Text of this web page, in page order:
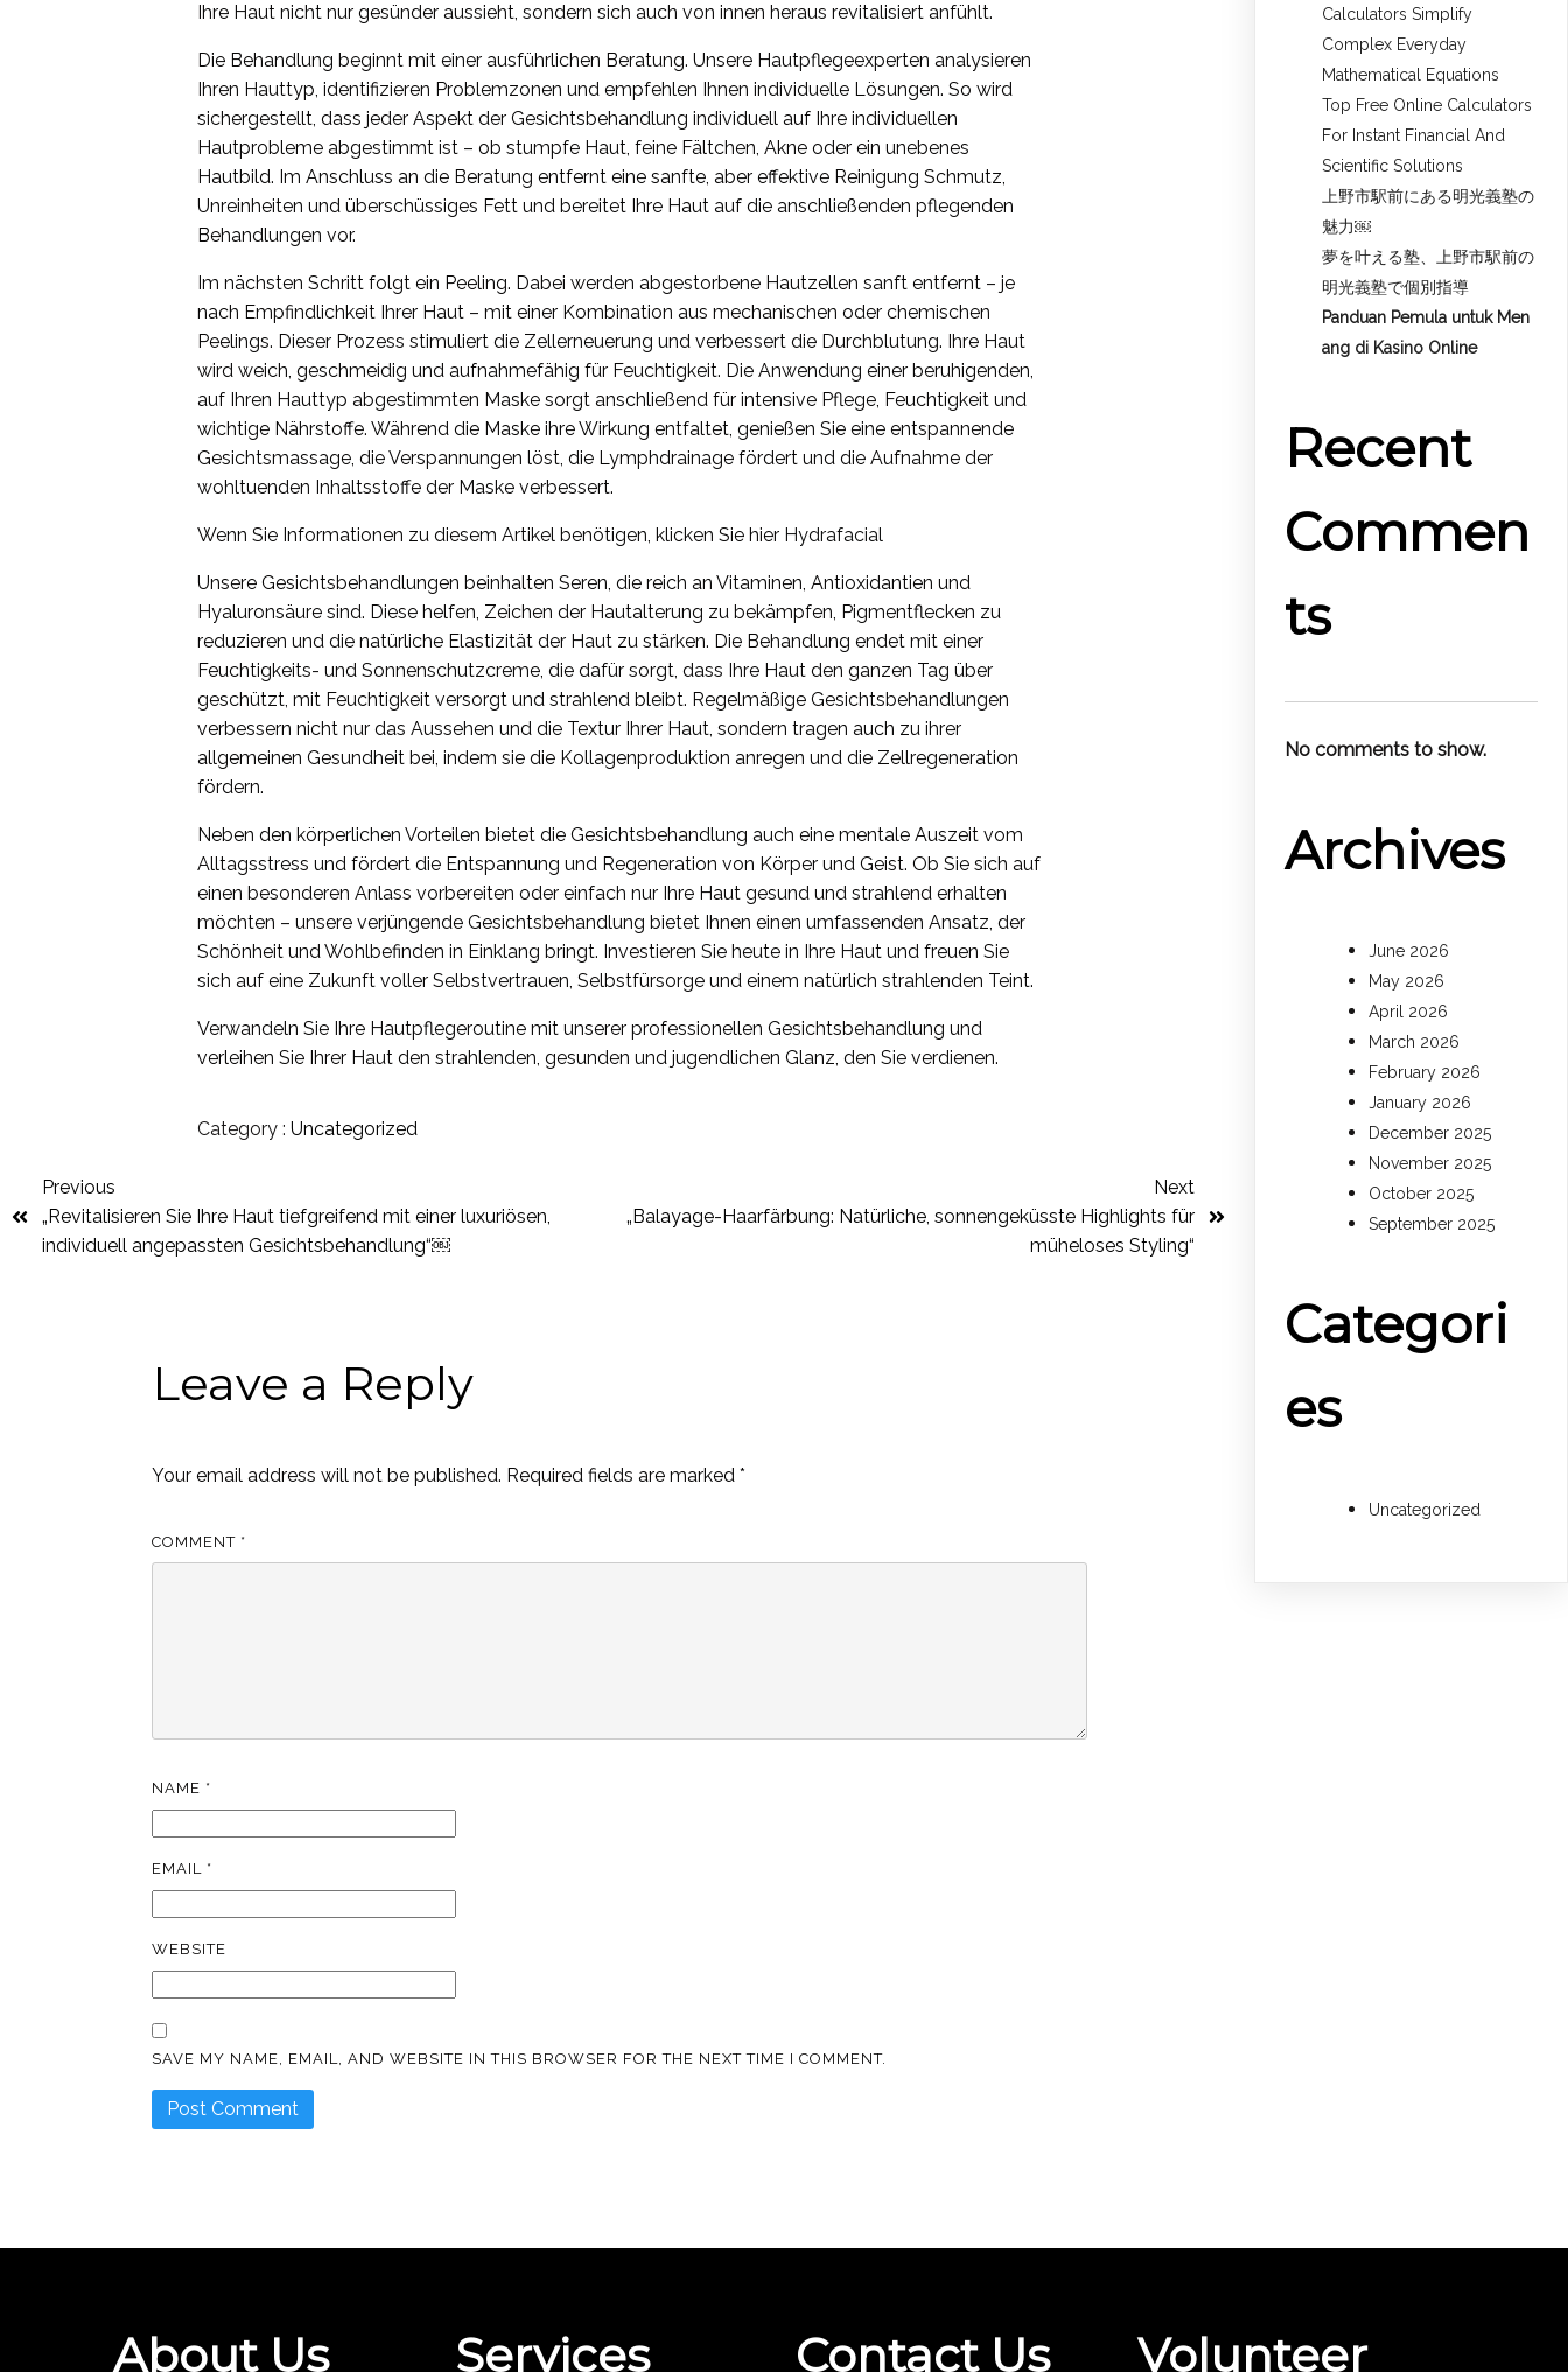
Ihre Haut nicht nur gesünder aussieht, sondern sich auch von innen heraus revitalisiert anfühlt.
Die Behandlung beginnt mit einer ausführlichen Beratung. Unsere Hautpflegeexperten analysieren
Ihren Hauttyp, identifizieren Problemzonen und empfehlen Ihnen individuelle Lösungen. So wird
sichergestellt, dass jeder Aspekt der Gesichtsbehandlung individuell auf Ihre individuellen
Hautprobleme abgestimmt ist – ob stumpfe Haut, feine Fältchen, Akne oder ein unebenes
Hautbild. Im Anschluss an die Beratung entfernt eine sanfte, aber effektive Reinigung Schmutz,
Unreinheiten und überschüssiges Fett und bereitet Ihre Haut auf die anschließenden pflegenden
Behandlungen vor.
Im nächsten Schritt folgt ein Peeling. Dabei werden abgestorbene Hautzellen sanft entfernt – je
nach Empfindlichkeit Ihrer Haut – mit einer Kombination aus mechanischen oder chemischen
Peelings. Dieser Prozess stimuliert die Zellerneuerung und verbessert die Durchblutung. Ihre Haut
wird weich, geschmeidig und aufnahmefähig für Feuchtigkeit. Die Anwendung einer beruhigenden,
auf Ihren Hauttyp abgestimmten Maske sorgt anschließend für intensive Pflege, Feuchtigkeit und
wichtige Nährstoffe. Während die Maske ihre Wirkung entfaltet, genießen Sie eine entspannende
Gesichtsmassage, die Verspannungen löst, die Lymphdrainage fördert und die Aufnahme der
wohltuenden Inhaltsstoffe der Maske verbessert.
Wenn Sie Informationen zu diesem Artikel benötigen, klicken Sie hier Hydrafacial
Unsere Gesichtsbehandlungen beinhalten Seren, die reich an Vitaminen, Antioxidantien und
Hyaluronsäure sind. Diese helfen, Zeichen der Hautalterung zu bekämpfen, Pigmentflecken zu
reduzieren und die natürliche Elastizität der Haut zu stärken. Die Behandlung endet mit einer
Feuchtigkeits- und Sonnenschutzcreme, die dafür sorgt, dass Ihre Haut den ganzen Tag über
geschützt, mit Feuchtigkeit versorgt und strahlend bleibt. Regelmäßige Gesichtsbehandlungen
verbessern nicht nur das Aussehen und die Textur Ihrer Haut, sondern tragen auch zu ihrer
allgemeinen Gesundheit bei, indem sie die Kollagenproduktion anregen und die Zellregeneration
fördern.
Neben den körperlichen Vorteilen bietet die Gesichtsbehandlung auch eine mentale Auszeit vom
Alltagsstress und fördert die Entspannung und Regeneration von Körper und Geist. Ob Sie sich auf
einen besonderen Anlass vorbereiten oder einfach nur Ihre Haut gesund und strahlend erhalten
möchten – unsere verjüngende Gesichtsbehandlung bietet Ihnen einen umfassenden Ansatz, der
Schönheit und Wohlbefinden in Einklang bringt. Investieren Sie heute in Ihre Haut und freuen Sie
sich auf eine Zukunft voller Selbstvertrauen, Selbstfürsorge und einem natürlich strahlenden Teint.
Verwandeln Sie Ihre Hautpflegeroutine mit unserer professionellen Gesichtsbehandlung und
verleihen Sie Ihrer Haut den strahlenden, gesunden und jugendlichen Glanz, den Sie verdienen.
Category : Uncategorized
Previous
„Revitalisieren Sie Ihre Haut tiefgreifend mit einer luxuriösen,
individuell angepassten Gesichtsbehandlung“￼
Next
„Balayage-Haarfärbung: Natürliche, sonnengeküsste Highlights für
müheloses Styling“
Leave a Reply
Your email address will not be published. Required fields are marked*
COMMENT *
NAME *
EMAIL *
WEBSITE
SAVE MY NAME, EMAIL, AND WEBSITE IN THIS BROWSER FOR THE NEXT TIME I COMMENT.
Calculators Simplify
Complex Everyday
Mathematical Equations
Top Free Online Calculators
For Instant Financial And
Scientific Solutions
上野市駅前にある明光義塾の
魅力￼
夢を叶える塾、上野市駅前の
明光義塾で個別指導
Panduan Pemula untuk Men
ang di Kasino Online
Recent
Commen
ts
No comments to show.
Archives
June 2026
May 2026
April 2026
March 2026
February 2026
January 2026
December 2025
November 2025
October 2025
September 2025
Categori
es
Uncategorized
About Us Services Contact Us Volunteer